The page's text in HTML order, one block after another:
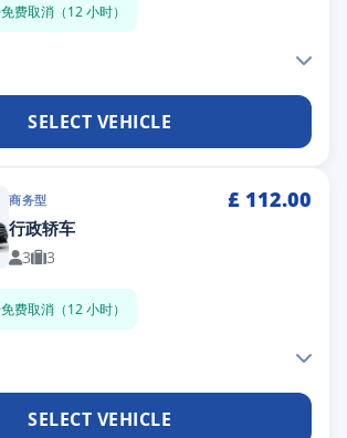
免费取消（12 小时）
SELECT VEHICLE
商务型 £ 112.00
行政轿车
3 3
免费取消（12 小时）
SELECT VEHICLE